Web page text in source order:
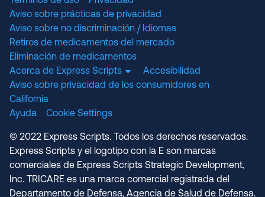
Aviso sobre prácticas de privacidad
Aviso sobre no discriminación / Idiomas
Retiros de medicamentos del mercado
Eliminación de medicamentos
Acerca de Express Scripts
Accesibilidad
Aviso sobre privacidad de los consumidores en
California
Ayuda
Cookie Settings
© 2022 Express Scripts. Todos los derechos reservados.
Express Scripts y el logotipo con la E son marcas
comerciales de Express Scripts Strategic Development,
Inc. TRICARE es una marca comercial registrada del
Departamento de Defensa, Agencia de Salud de Defensa.